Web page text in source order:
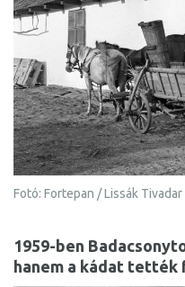
Fotó: Fortepan / Lissák Tivadar
1959-ben
hanem a kádat tették